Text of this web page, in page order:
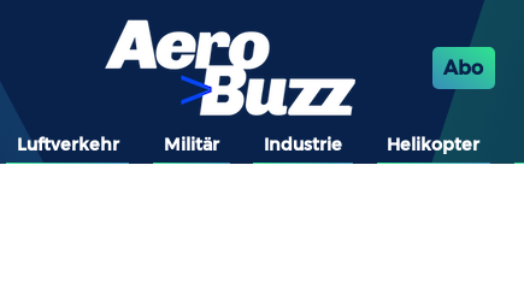
Abo
Luftverkehr Militär Industrie Helikopter